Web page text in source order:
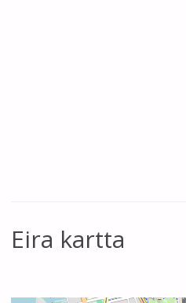
Eira kartta